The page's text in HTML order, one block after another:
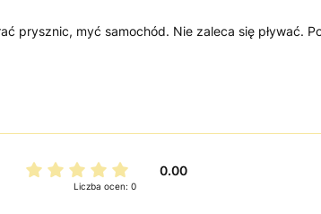
prysznic, myć samochód. Nie zaleca się pływać.
0.00
Liczba ocen: 0